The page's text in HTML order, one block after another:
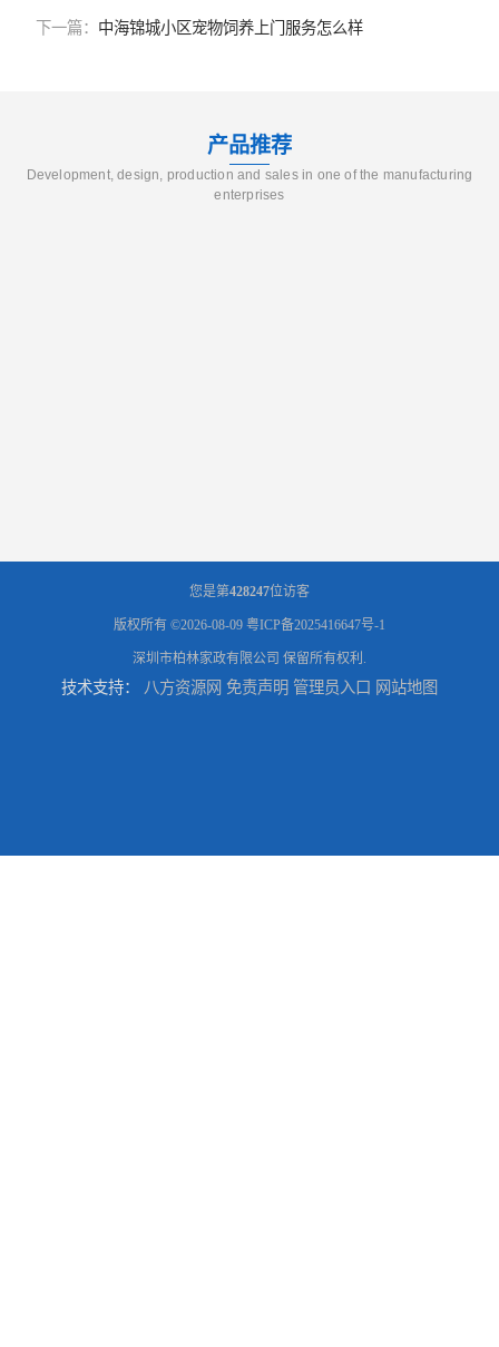
下一篇： 中海锦城小区宠物饲养上门服务怎么样
产品推荐
Development, design, production and sales in one of the manufacturing
enterprises
您是第428247位访客
版权所有 ©2026-08-09 粤ICP备2025416647号-1
深圳市柏林家政有限公司 保留所有权利.
技术支持： 八方资源网 免责声明 管理员入口 网站地图